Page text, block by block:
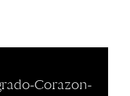
Corazon-